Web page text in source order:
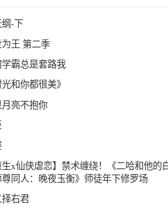
纲-下
王 第二季
学霸总是套路我
光和你都很美》‌
亮不抱你
生x仙侠虐恋】禁术缠绕！《二哈和他的
同人：晚夜玉衡》师徒年下修罗场
择右君